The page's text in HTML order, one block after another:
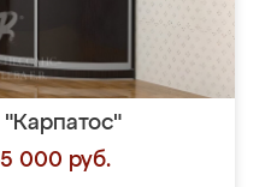
000 руб.